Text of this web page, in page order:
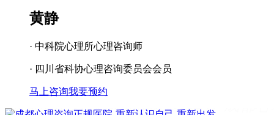
黄静
· 中科院心理所心理咨询师
· 四川省科协心理咨询委员会会员
马上咨询我要预约
成都看心理疾病 成都心理辅导